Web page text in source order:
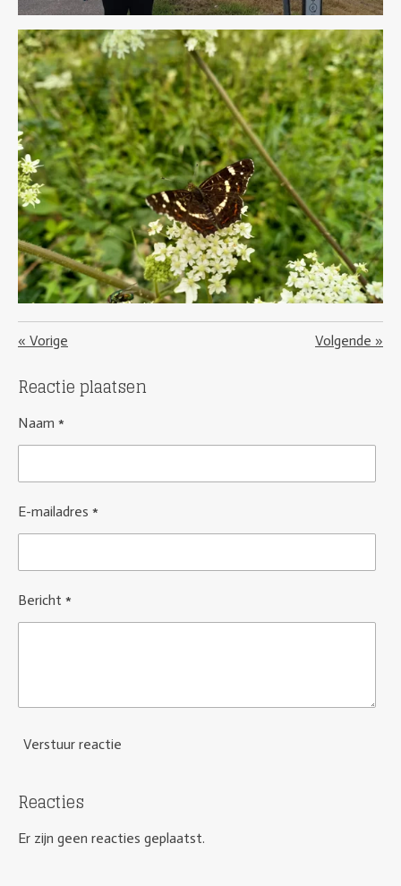
« Vorige Volgende »
Reactie plaatsen
Naam *
E-mailadres *
Bericht *
Verstuur reactie
Reacties
Er zijn geen reacties geplaatst.